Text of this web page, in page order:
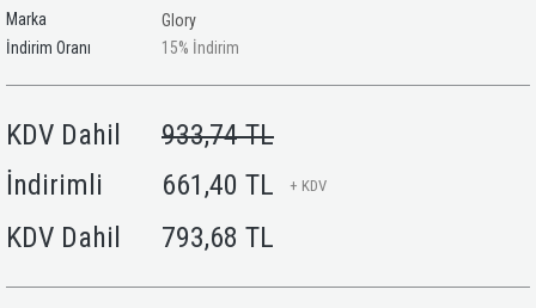
Marka
Glory
İndirim Oranı
%
15 İndirim
KDV Dahil
933,74 TL
İndirimli
661,40 TL + KDV
KDV Dahil 793,68 TL